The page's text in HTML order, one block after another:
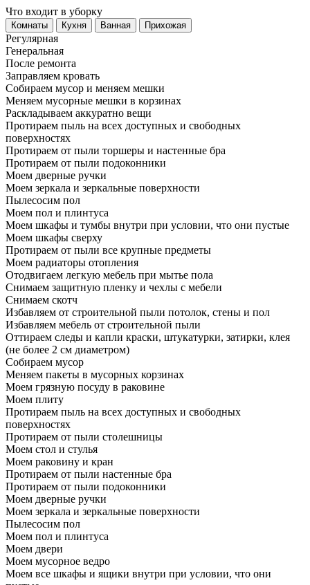
Что входит в уборку
Регу­лярная
Гене­ральная
После ремонта
Заправляем кровать
Собираем мусор и меняем мешки
Меняем мусорные мешки в корзинах
Раскладываем аккуратно вещи
Протираем пыль на всех доступных и свободных
поверхностях
Протираем от пыли торшеры и настенные бра
Протираем от пыли подоконники
Моем дверные ручки
Моем зеркала и зеркальные поверхности
Пылесосим пол
Моем пол и плинтуса
Моем шкафы и тумбы внутри при условии, что они пустые
Моем шкафы сверху
Протираем от пыли все крупные предметы
Моем радиаторы отопления
Отодвигаем легкую мебель при мытье пола
Снимаем защитную пленку и чехлы с мебели
Снимаем скотч
Избавляем от строительной пыли потолок, стены и пол
Избавляем мебель от строительной пыли
Оттираем следы и капли краски, штукатурки, затирки, клея
(не более 2 см диаметром)
Собираем мусор
Меняем пакеты в мусорных корзинах
Моем грязную посуду в раковине
Моем плиту
Протираем пыль на всех доступных и свободных
поверхностях
Протираем от пыли столешницы
Моем стол и стулья
Моем раковину и кран
Протираем от пыли настенные бра
Протираем от пыли подоконники
Моем дверные ручки
Моем зеркала и зеркальные поверхности
Пылесосим пол
Моем пол и плинтуса
Моем двери
Моем мусорное ведро
Моем все шкафы и ящики внутри при условии, что они